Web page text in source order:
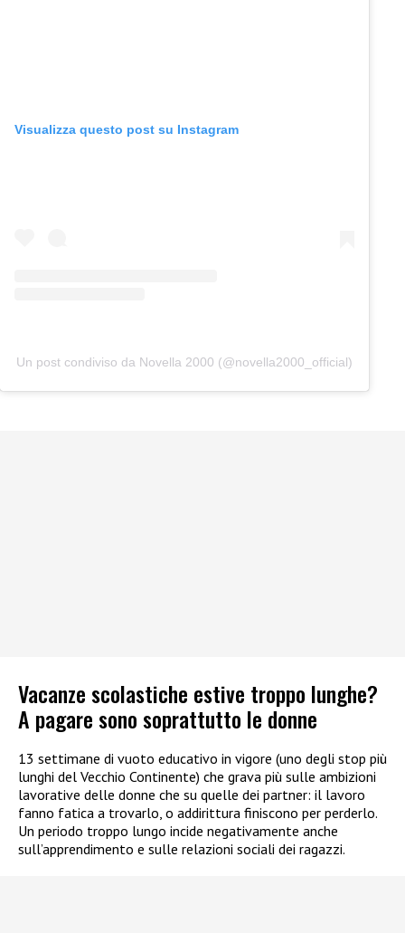
Visualizza questo post su Instagram
Un post condiviso da Novella 2000 (@novella2000_official)
Vacanze scolastiche estive troppo lunghe?
A pagare sono soprattutto le donne
13 settimane di vuoto educativo in vigore (uno degli stop più
lunghi del Vecchio Continente) che grava più sulle ambizioni
lavorative delle donne che su quelle dei partner: il lavoro
fanno fatica a trovarlo, o addirittura finiscono per perderlo.
Un periodo troppo lungo incide negativamente anche
sull’apprendimento e sulle relazioni sociali dei ragazzi.